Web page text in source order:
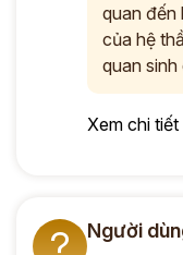
quan đến
của hệ
quan sinh
Xem chi tiết
Người